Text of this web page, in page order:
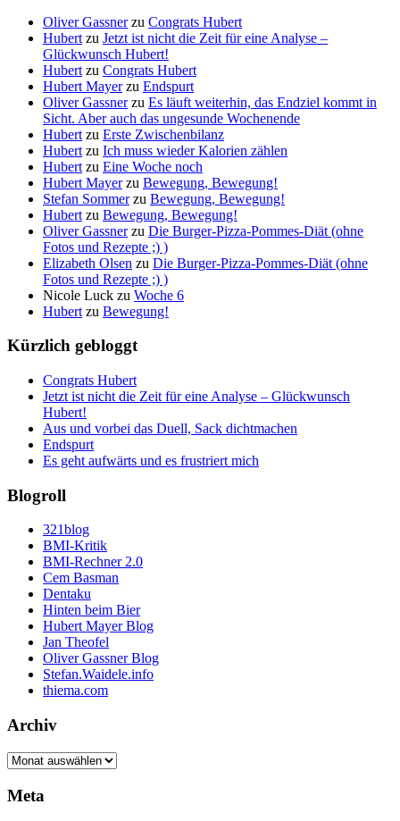
Oliver Gassnerzu Congrats Hubert
Hubert zu Jetzt ist nicht die Zeit für eine Analyse –
Glückwunsch Hubert!
Hubert zu Congrats Hubert
Hubert Mayerzu Endspurt
Oliver Gassnerzu Es läuft weiterhin, das Endziel kommt in
Sicht. Aber auch das ungesunde Wochenende
Hubert zu Erste Zwischenbilanz
Hubert zu Ich muss wieder Kalorien zählen
Hubert zu Eine Woche noch
Hubert Mayerzu Bewegung, Bewegung!
Stefan Sommerzu Bewegung, Bewegung!
Hubert zu Bewegung, Bewegung!
Oliver Gassnerzu Die Burger-Pizza-Pommes-Diät (ohne
Fotos und Rezepte ;) )
Elizabeth Olsen zu Die Burger-Pizza-Pommes-Diät (ohne
Fotos und Rezepte ;) )
Nicole Luck zu Woche 6
Hubert zu Bewegung!
Kürzlich gebloggt
Congrats Hubert
Jetzt ist nicht die Zeit für eine Analyse – Glückwunsch
Hubert!
Aus und vorbei das Duell, Sack dichtmachen
Endspurt
Es geht aufwärts und es frustriert mich
Blogroll
321blog
BMI-Kritik
BMI-Rechner 2.0
Cem Basman
Dentaku
Hinten beim Bier
Hubert Mayer Blog
Jan Theofel
Oliver Gassner Blog
Stefan.Waidele.info
thiema.com
Archiv
Archiv
Meta